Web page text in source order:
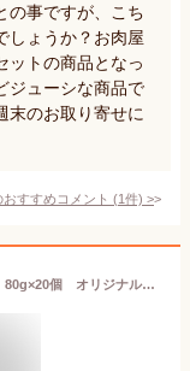
の事ですが、こち
しょうか？お肉屋
ットの商品となっ
ジューシな商品で
末のお取り寄せに
すすめコメント (1件) >
ジェフダ）デリシャスグリルハンバーグ80 80g×20個 オリジナル ハンバーグ ハンバーグ 洋風料理 【冷凍食品】【業務用食材】【10800円以上で送料無料】